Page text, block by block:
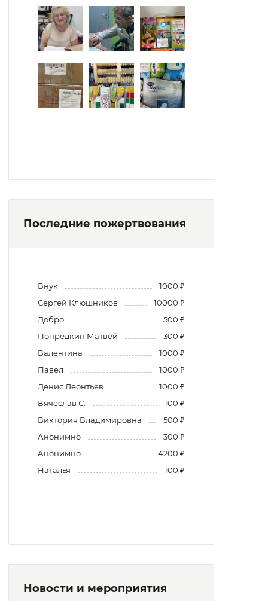
посадкой плодовых растений.
Последние пожертвования
Внук
1000 ₽
Сергей Клюшников
10000 ₽
Добро
500 ₽
Попредкин Матвей
300 ₽
Валентина
1000 ₽
Павел
1000 ₽
Денис Леонтьев
1000 ₽
Вячеслав С.
100 ₽
Виктория Владимировна
500 ₽
Анонимно
300 ₽
Анонимно
4200 ₽
Наталья
100 ₽
Новости и мероприятия